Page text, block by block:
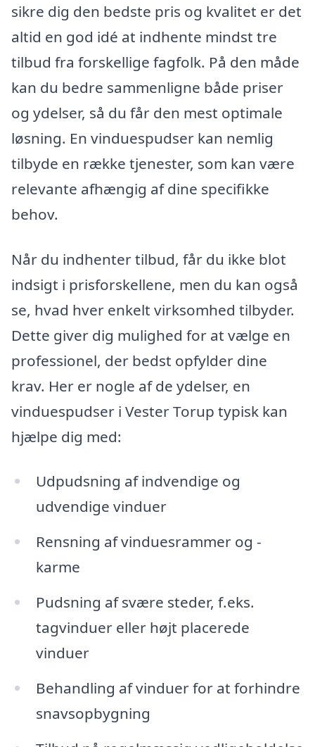
sikre dig den bedste pris og kvalitet er det
altid en god idé at indhente mindst tre
tilbud fra forskellige fagfolk. På den måde
kan du bedre sammenligne både priser
og ydelser, så du får den mest optimale
løsning. En vinduespudser kan nemlig
tilbyde en række tjenester, som kan være
relevante afhængig af dine specifikke
behov.
Når du indhenter tilbud, får du ikke blot
indsigt i prisforskellene, men du kan også
se, hvad hver enkelt virksomhed tilbyder.
Dette giver dig mulighed for at vælge en
professionel, der bedst opfylder dine
krav. Her er nogle af de ydelser, en
vinduespudser i Vester Torup typisk kan
hjælpe dig med:
Udpudsning af indvendige og
udvendige vinduer
Rensning af vinduesrammer og -
karme
Pudsning af svære steder, f.eks.
tagvinduer eller højt placerede
vinduer
Behandling af vinduer for at forhindre
snavsopbygning